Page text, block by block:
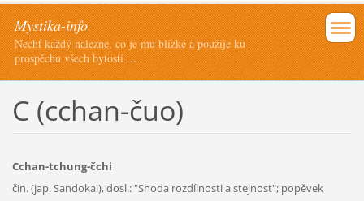
Mystika-info
Nechť každý nalezne, co je mu blízké a použije ku
prospěchu všech bytostí ...
C (cchan-čuo)
Cchan-tchung-čchi
čín. (jap. Sandokai), dosl.: "Shoda rozdílnosti a stejnost"; popěvek